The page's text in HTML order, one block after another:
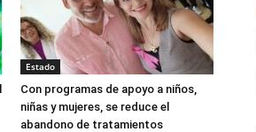
Estado
Con programas de apoyo a niños,
niñas y mujeres, se reduce el
abandono de tratamientos